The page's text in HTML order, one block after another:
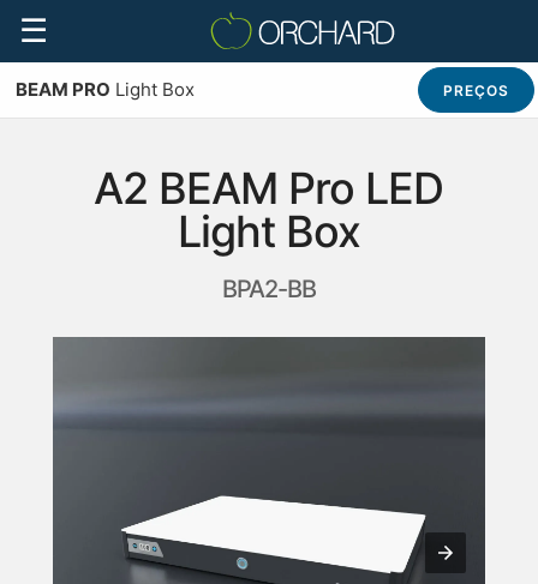
☰
BEAM PRO Light Box PREÇOS
A2 BEAM Pro LED
Light Box
BPA2-BB